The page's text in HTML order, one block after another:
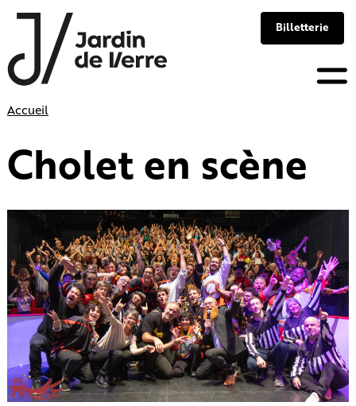
Billetterie
Skip
Accueil
Cholet en scène